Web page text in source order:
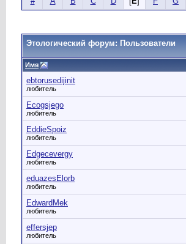
Этологический форум: Пользователи
Имя
ebtorusedijinit
любитель
Ecogsjego
любитель
EddieSpoiz
любитель
Edgecevergy
любитель
eduazesElorb
любитель
EdwardMek
любитель
effersjep
любитель